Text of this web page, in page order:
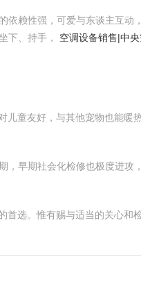
赖性强，可爱与东谈主互动
下、持手， 空调设备销售|中
儿童友好，与其他宠物也能暖
早期社会化检修也极度进攻
选。惟有赐与适当的关心和